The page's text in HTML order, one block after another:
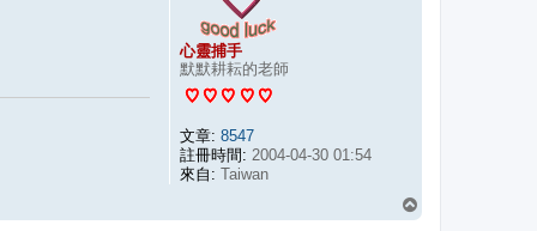
心靈捕手
默默耕耘的老師
文章: 8547
註冊時間: 2004-04-30 01:54
來自: Taiwan